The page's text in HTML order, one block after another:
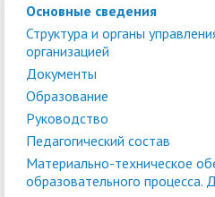
Основные сведения
Структура и органы
организацией
Документы
Образование
Руководство
Педагогический состав
Материально-техническое
образовательного процесса.